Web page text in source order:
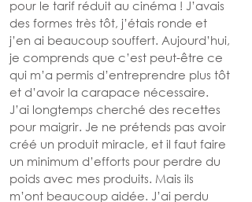
pour le tarif réduit au cinéma ! J’avais
des formes très tôt, j’étais ronde et
j’en ai beaucoup souffert. Aujourd’hui,
je comprends que c’est peut-être ce
qui m’a permis d’entreprendre plus tôt
et d’avoir la carapace nécessaire.
J’ai longtemps cherché des recettes
pour maigrir. Je ne prétends pas avoir
créé un produit miracle, et il faut faire
un minimum d’efforts pour perdre du
poids avec mes produits. Mais ils
m’ont beaucoup aidée. J’ai perdu